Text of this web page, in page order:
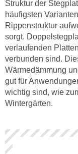
Struktur der
häufigsten
Rippenstruktur
sorgt.
verlaufenden
verbunden sind.
Wärmedämmung
gut für
wichtig sind, wie
Wintergärten.